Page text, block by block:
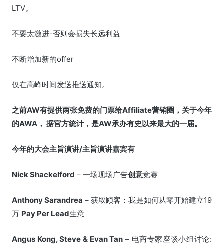
LTV。
不要太激进-否则会损失长远利益
不断增加新的offer
仅在高峰时间发送推送通知。
之前AW有提供两张免费的门票给Affiliate营销圈，关于今年
的AWA， 据官方统计，是AW承办有史以来最大的一届。
今年的大会主旨演讲/主旨演讲嘉宾有
Nick Shackelford – 一场现场广告创意竞赛
Anthony Sarandrea – 获取顾客：我是如何从零开始建立19
万 Pay Per Lead生意
Angus Kong, Steve & Evan Tan – 电商专家座谈小组讨论: